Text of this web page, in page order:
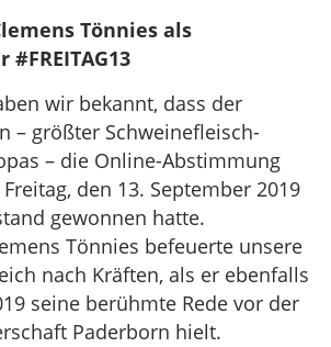
Tönnies als
wir bekannt, dass der
– größter Schweinefleisch-
– die Online-Abstimmung
den 13. September 2019
gewonnen hatte.
Tönnies befeuerte unsere
nach Kräften, als er ebenfalls
seine berühmte Rede vor der
Paderborn hielt.